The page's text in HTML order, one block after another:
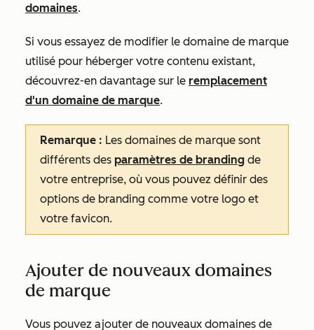
domaines.
Si vous essayez de modifier le domaine de marque
utilisé pour héberger votre contenu existant,
découvrez-en davantage sur le remplacement
d'un domaine de marque.
Remarque : Les domaines de marque sont
différents des paramètres de branding de
votre entreprise, où vous pouvez définir des
options de branding comme votre logo et
votre favicon.
Ajouter de nouveaux domaines
de marque
Vous pouvez ajouter de nouveaux domaines de